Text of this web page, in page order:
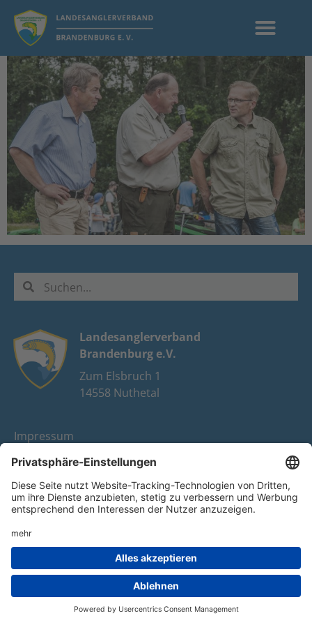
Landesanglerverband
Brandenburg e.V.
Zum Elsbruch 1
14558 Nuthetal
Impressum
Datenschutz
FAQ
Instagram